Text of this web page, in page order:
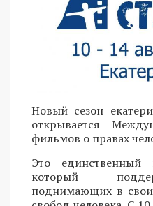
Новый сезон
открывается
фильмов о правах
Это единственный
который
поднимающих в